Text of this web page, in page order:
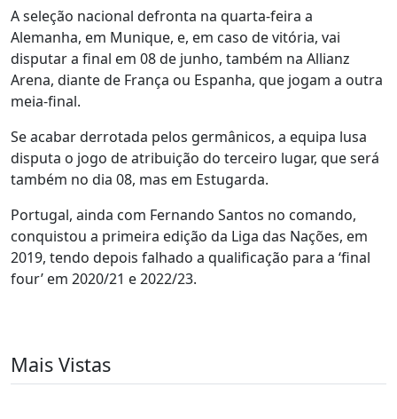
A seleção nacional defronta na quarta-feira a
Alemanha, em Munique, e, em caso de vitória, vai
disputar a final em 08 de junho, também na Allianz
Arena, diante de França ou Espanha, que jogam a outra
meia-final.
Se acabar derrotada pelos germânicos, a equipa lusa
disputa o jogo de atribuição do terceiro lugar, que será
também no dia 08, mas em Estugarda.
Portugal, ainda com Fernando Santos no comando,
conquistou a primeira edição da Liga das Nações, em
2019, tendo depois falhado a qualificação para a ‘final
four’ em 2020/21 e 2022/23.
Mais Vistas